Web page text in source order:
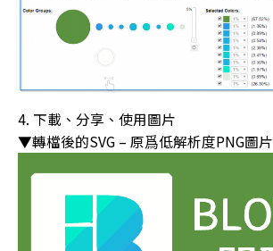
下載、分享、使用圖片
▼轉檔後的SVG – 原爲低解析度PNG圖片